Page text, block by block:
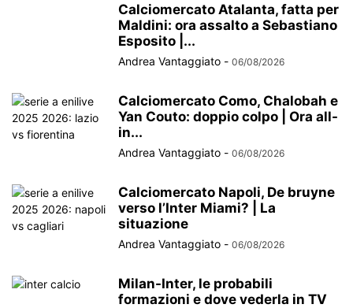
Calciomercato Atalanta, fatta per
Maldini: ora assalto a Sebastiano
Esposito |...
Andrea Vantaggiato - 06/08/2026
Calciomercato Como, Chalobah e
Yan Couto: doppio colpo | Ora all-
in...
Andrea Vantaggiato - 06/08/2026
Calciomercato Napoli, De bruyne
verso l’Inter Miami? | La
situazione
Andrea Vantaggiato - 06/08/2026
Milan-Inter, le probabili
formazioni e dove vederla in TV